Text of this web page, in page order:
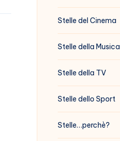
Stelle del Cinema
Stelle della Musica
Stelle della TV
Stelle dello Sport
Stelle…perchè?